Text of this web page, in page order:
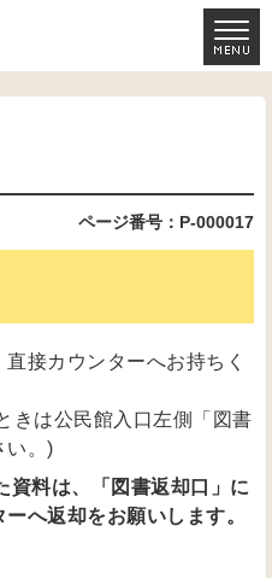
ページ番号：P-000017
直接カウンターへお持ちく
きは公民館入口左側「図書
い。)
資料は、「図書返却口」に
へ返却をお願いします。